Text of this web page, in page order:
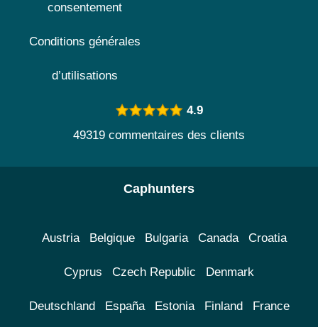
consentement
Conditions générales
d’utilisations
4.9
49319 commentaires des clients
Caphunters
Austria Belgique Bulgaria Canada Croatia
Cyprus Czech Republic Denmark
Deutschland España Estonia Finland France